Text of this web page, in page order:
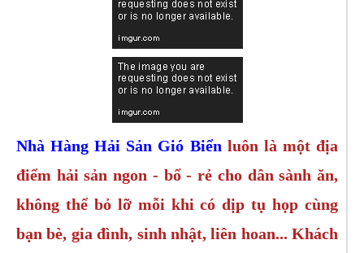
Nhà Hàng Hải Sản Gió Biển luôn là một địa
điểm hải sản ngon - bổ - rẻ cho dân sành ăn,
không thể bỏ lỡ mỗi khi có dịp tụ họp cùng
bạn bè, gia đình, sinh nhật, liên hoan... Khách